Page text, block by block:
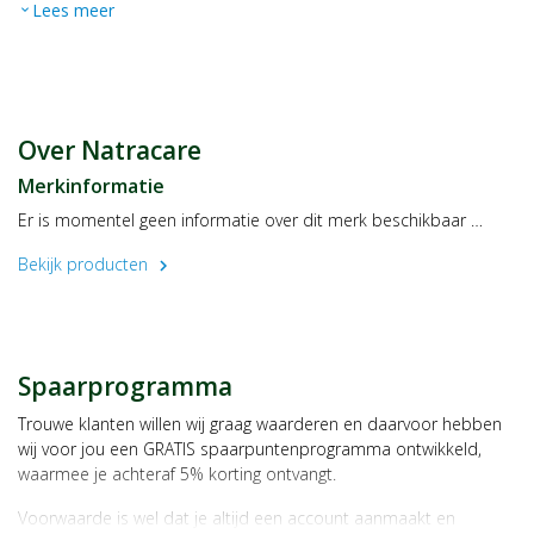
expand_more Lees meer
Over Natracare
Merkinformatie
Er is momentel geen informatie over dit merk beschikbaar …
Bekijk producten
chevron_right
Spaarprogramma
Trouwe klanten willen wij graag waarderen en daarvoor hebben
wij voor jou een GRATIS spaarpuntenprogramma ontwikkeld,
waarmee je achteraf 5% korting ontvangt.
Voorwaarde is wel dat je altijd een account aanmaakt en